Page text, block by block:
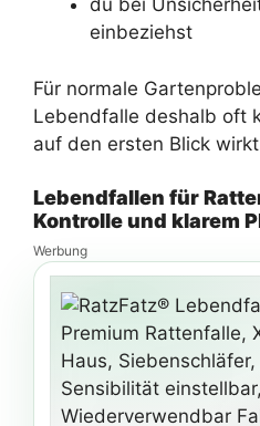
du bei
einbeziehst
Für normale
Lebendfalle deshalb oft
auf den ersten Blick
Lebendfallen für
Kontrolle und klarem
Werbung